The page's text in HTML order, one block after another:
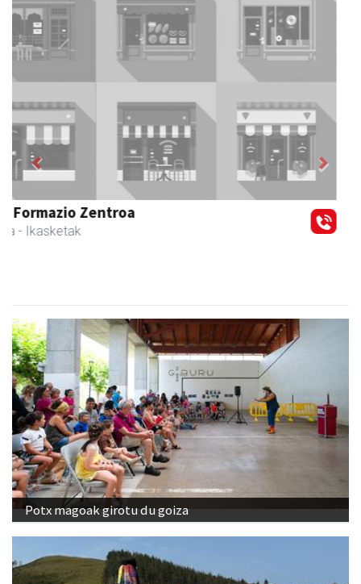
Ikasmin ikasketa zentroa
Urnieta - Ikasketa zentroak
Previous
Potx magoak girotu du goiza